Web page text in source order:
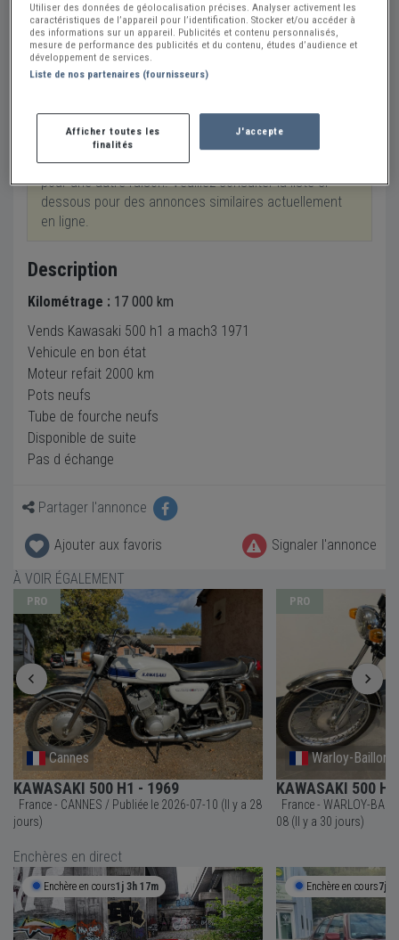
Vendeur Particulier
Yonne (89) - SAINT-GEORGES-SUR-BAULCHE
(89000)
Voir sur la carte
Cette annonce a été retirée suite à une vente ou
pour une autre raison. Veuillez consulter la liste ci-
dessous pour des annonces similaires actuellement
en ligne.
Description
Kilométrage : 17 000 km
Vends Kawasaki 500 h1 a mach3 1971
Vehicule en bon état
Moteur refait 2000 km
Pots neufs
Tube de fourche neufs
Disponible de suite
Pas d échange
Partager l'annonce
Ajouter aux favoris
Signaler l'annonce
À VOIR ÉGALEMENT
PRO
Cannes
KAWASAKI 500 H1 - 1969
France - CANNES / Publiée le 2026-07-10 (Il y a 28
jours)
PRO
Warloy-Baillon
KAWASAKI 500
France - WARLOY-BAILLON / Publiée le
08 (Il y a 30 jours)
Enchères en direct
Enchère en cours1j 3h 17m Enchère en cours7j
Utiliser des données de géolocalisation précises. Analyser activement les
caractéristiques de l’appareil pour l’identification. Stocker et/ou accéder à
des informations sur un appareil. Publicités et contenu personnalisés,
mesure de performance des publicités et du contenu, études d’audience et
développement de services.
Liste de nos partenaires (fournisseurs)
Afficher toutes les
finalités
J'accepte